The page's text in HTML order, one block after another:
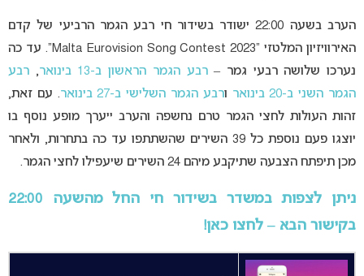
הערב בשעה 22:00 ישודר בשידור חי רבע הגמר הרביעי של קדם
האירוויזיון המלטזי “Malta Eurovision Song Contest 2023”. עד כה
נערכו שלושה רבעי גמר –רבע הגמר הראשון ב-13 בינואר , רבע
הגמר השני ב-20 בינואר
ורבע הגמר השלישי ב-27 בינואר
. עם זאת,
זהות העולות לחצי הגמר טרם נחשפה והערב ייערך מופע נוסף בו
יוצגו פעם נוספת כל 39 השירים שהשתתפו עד כה בתחרות, ולאחר
מכן תיפתח הצבעה שתיקבע מיהם 24 השירים שיעפילו לחצי הגמר.
ניתן לצפות במשדר בשידור חי החל מהשעה 22:00
בקישור הבא – לחצו כאן!